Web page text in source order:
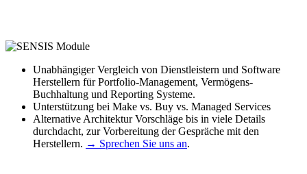
Unabhängiger Vergleich von Dienstleistern und Software
Herstellern für Portfolio-Management, Vermögens-
Buchhaltung und Reporting Systeme.
Unterstützung bei Make vs. Buy vs. Managed Services
Alternative Architektur Vorschläge bis in viele Details
durchdacht, zur Vorbereitung der Gespräche mit den
Herstellern. → Sprechen Sie uns an.